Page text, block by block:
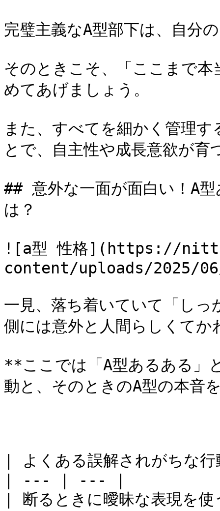
完璧主義なA型部下は、自分
そのときこそ、「ここまで
めてあげましょう。
また、すべてを細かく管理
とで、自主性や成長意欲が育
## 意外な一面が面白い！A
は？
![a型 性格](https://
content/uploads/2025/
一見、落ち着いていて「しっ
側には意外と人間らしくて
**ここでは「A型あるある」
動と、そのときのA型の本音
| よくある誤解されがちな
| --- | --- |
| 断るときに曖昧な表現を